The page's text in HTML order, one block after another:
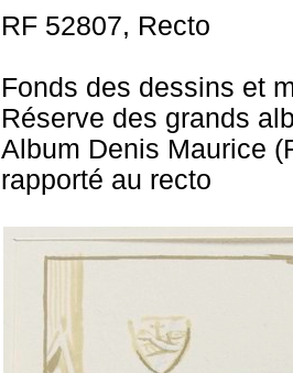
RF 52807, Recto
Fonds des dessins et
Réserve des grands
Album Denis Maurice
rapporté au recto